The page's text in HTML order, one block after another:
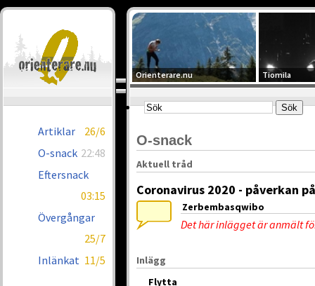
Artiklar
26/6
O-snack 22:48
Eftersnack
03:15
Övergångar
25/7
Inlänkat 11/5
Orienterare.nu Tiomila
O-snack
Aktuell tråd
Coronavirus 2020 - påverkan
Zerbembasqwibo
Det här inlägget är anmält
Inlägg
Flytta